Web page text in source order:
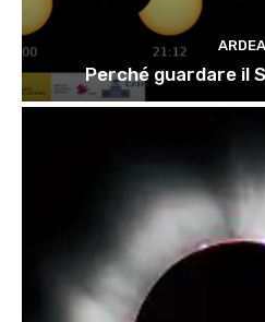
ARDEA
Perché guardare il